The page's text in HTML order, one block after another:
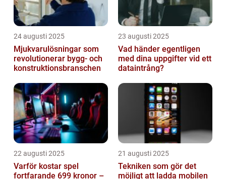
24 augusti 2025
Mjukvarulösningar som
revolutionerar bygg- och
konstruktionsbranschen
23 augusti 2025
Vad händer egentligen
med dina uppgifter vid ett
dataintrång?
22 augusti 2025
Varför kostar spel
fortfarande 699 kronor –
21 augusti 2025
Tekniken som gör det
möjligt att ladda mobilen